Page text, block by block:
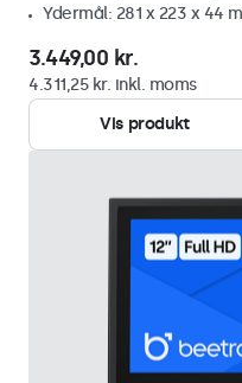
Ydermål: 281 x 223 x 44
3.449,00 kr.
4.311,25 kr. inkl. moms
Vis produkt